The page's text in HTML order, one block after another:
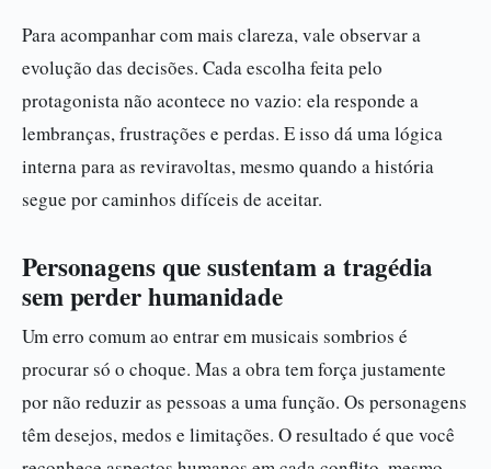
Para acompanhar com mais clareza, vale observar a
evolução das decisões. Cada escolha feita pelo
protagonista não acontece no vazio: ela responde a
lembranças, frustrações e perdas. E isso dá uma lógica
interna para as reviravoltas, mesmo quando a história
segue por caminhos difíceis de aceitar.
Personagens que sustentam a tragédia
sem perder humanidade
Um erro comum ao entrar em musicais sombrios é
procurar só o choque. Mas a obra tem força justamente
por não reduzir as pessoas a uma função. Os personagens
têm desejos, medos e limitações. O resultado é que você